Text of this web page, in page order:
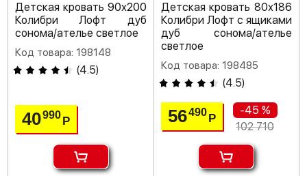
Детская кровать 90х200
Колибри Лофт дуб
сонома/ателье светлое
Код товара: 198148
(4.5)
40990Р
Детская кровать 80х186
Колибри Лофт с ящиками
дуб сонома/ателье
светлое
Код товара: 198485
(4.5)
56490 Р
-45 %
102 710